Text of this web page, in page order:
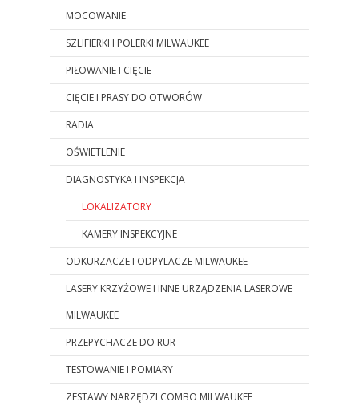
MOCOWANIE
SZLIFIERKI I POLERKI MILWAUKEE
PIŁOWANIE I CIĘCIE
CIĘCIE I PRASY DO OTWORÓW
RADIA
OŚWIETLENIE
DIAGNOSTYKA I INSPEKCJA
LOKALIZATORY
KAMERY INSPEKCYJNE
ODKURZACZE I ODPYLACZE MILWAUKEE
LASERY KRZYŻOWE I INNE URZĄDZENIA LASEROWE
MILWAUKEE
PRZEPYCHACZE DO RUR
TESTOWANIE I POMIARY
ZESTAWY NARZĘDZI COMBO MILWAUKEE